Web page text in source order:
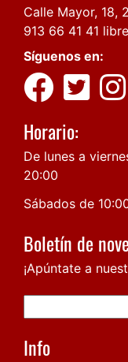
Calle Mayor, 18,
913 66 41 41
Síguenos en:
Horario:
De lunes a
20:00
Sábados de
Boletín de
¡Apúntate a
Info